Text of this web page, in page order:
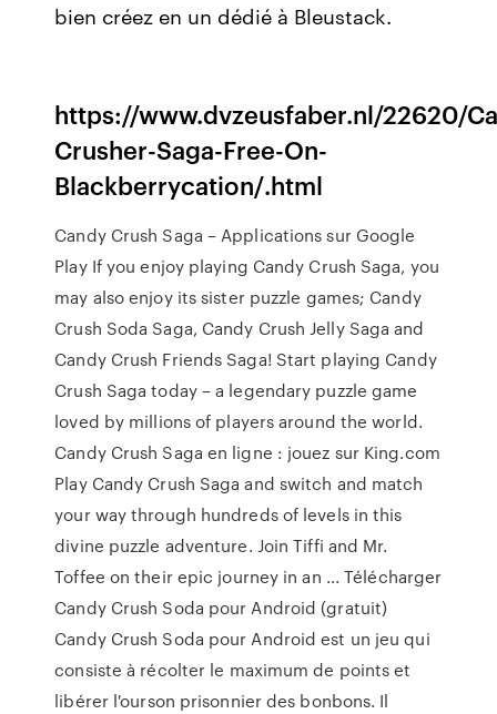
bien créez en un dédié à Bleustack.
https://www.dvzeusfaber.nl/22620/
Crusher-Saga-Free-On-
Blackberrycation/.html
Candy Crush Saga – Applications sur Google
Play If you enjoy playing Candy Crush Saga, you
may also enjoy its sister puzzle games; Candy
Crush Soda Saga, Candy Crush Jelly Saga and
Candy Crush Friends Saga! Start playing Candy
Crush Saga today – a legendary puzzle game
loved by millions of players around the world.
Candy Crush Saga en ligne : jouez sur King.com
Play Candy Crush Saga and switch and match
your way through hundreds of levels in this
divine puzzle adventure. Join Tiffi and Mr.
Toffee on their epic journey in an ... Télécharger
Candy Crush Soda pour Android (gratuit)
Candy Crush Soda pour Android est un jeu qui
consiste à récolter le maximum de points et
libérer l'ourson prisonnier des bonbons. Il